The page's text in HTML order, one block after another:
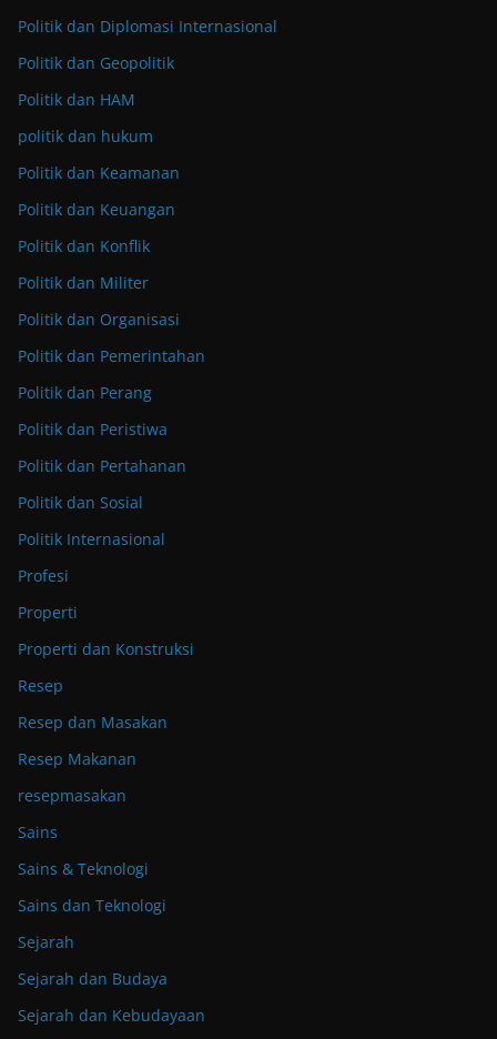
Politik dan Diplomasi Internasional
Politik dan Geopolitik
Politik dan HAM
politik dan hukum
Politik dan Keamanan
Politik dan Keuangan
Politik dan Konflik
Politik dan Militer
Politik dan Organisasi
Politik dan Pemerintahan
Politik dan Perang
Politik dan Peristiwa
Politik dan Pertahanan
Politik dan Sosial
Politik Internasional
Profesi
Properti
Properti dan Konstruksi
Resep
Resep dan Masakan
Resep Makanan
resepmasakan
Sains
Sains & Teknologi
Sains dan Teknologi
Sejarah
Sejarah dan Budaya
Sejarah dan Kebudayaan